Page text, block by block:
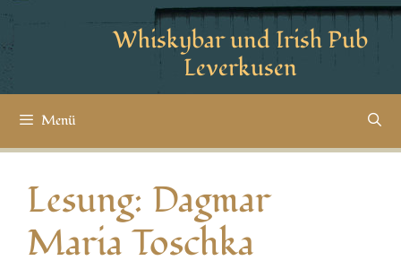
Whiskybar und Irish Pub
Leverkusen
Menü
Lesung: Dagmar
Maria Toschka